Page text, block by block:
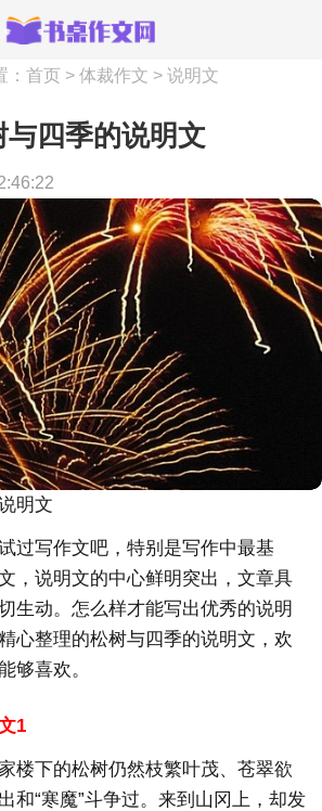
首页 > 体裁作文 > 说明文
与四季的说明文
明文
过写作文吧，特别是写作中最基
，说明文的中心鲜明突出，文章具
生动。怎么样才能写出优秀的说明
心整理的松树与四季的说明文，欢
够喜欢。
1
楼下的松树仍然枝繁叶茂、苍翠欲
和“寒魔”斗争过。来到山冈上，却发